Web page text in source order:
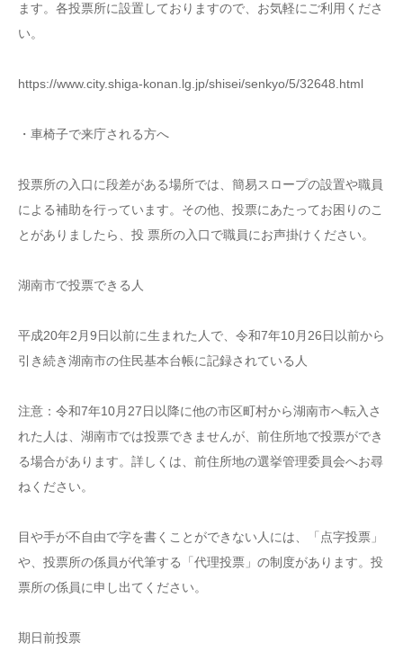
ます。各投票所に設置しておりますので、お気軽にご利用くださ
い。
https://www.city.shiga-konan.lg.jp/shisei/senkyo/5/32648.html
・車椅子で来庁される方へ
投票所の入口に段差がある場所では、簡易スロープの設置や職員
による補助を行っています。その他、投票にあたってお困りのこ
とがありましたら、投 票所の入口で職員にお声掛けください。
湖南市で投票できる人
平成20年2月9日以前に生まれた人で、令和7年10月26日以前から
引き続き湖南市の住民基本台帳に記録されている人
注意：令和7年10月27日以降に他の市区町村から湖南市へ転入さ
れた人は、湖南市では投票できませんが、前住所地で投票ができ
る場合があります。詳しくは、前住所地の選挙管理委員会へお尋
ねください。
目や手が不自由で字を書くことができない人には、「点字投票」
や、投票所の係員が代筆する「代理投票」の制度があります。投
票所の係員に申し出てください。
期日前投票